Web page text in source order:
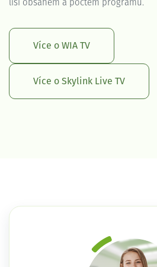
liší obsahem a počtem programů.
Více o WIA TV
Více o Skylink Live TV